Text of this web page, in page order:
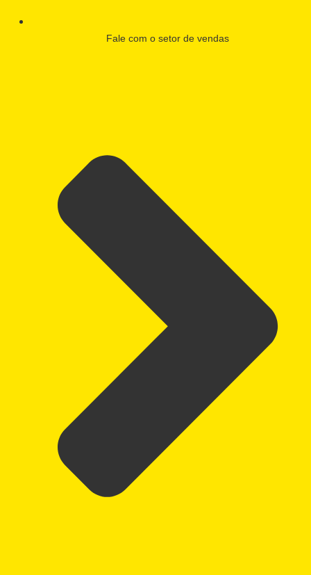
Fale com o setor de vendas